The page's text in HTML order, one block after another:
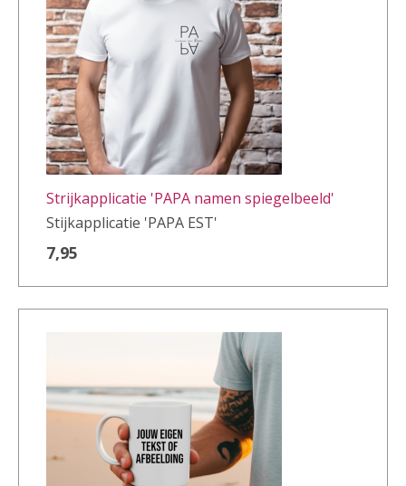
Strijkapplicatie 'PAPA namen spiegelbeeld'
Stijkapplicatie 'PAPA EST'
7,95